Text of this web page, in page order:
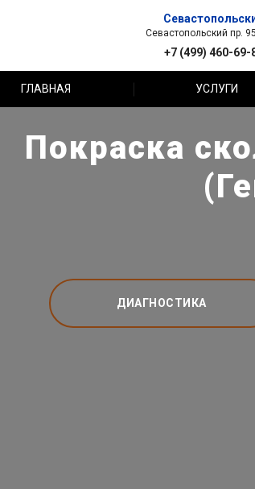
Севастопольский пр.
+7 (499) 460-69-
ГЛАВНАЯ УСЛУГИ
Покраска
ДИАГНОСТИКА